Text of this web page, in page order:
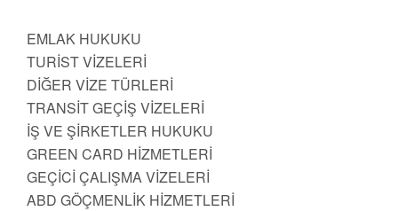
EMLAK HUKUKU
TURİST VİZELERİ
DİĞER VİZE TÜRLERİ
TRANSİT GEÇİŞ VİZELERİ
İŞ VE ŞİRKETLER HUKUKU
GREEN CARD HİZMETLERİ
GEÇİCİ ÇALIŞMA VİZELERİ
ABD GÖÇMENLİK HİZMETLERİ